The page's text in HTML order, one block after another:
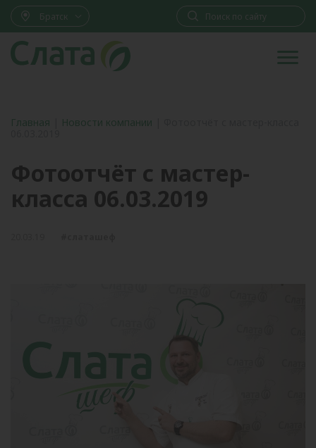
Братск
Главная Новости компании
Фотоотчёт с мастер-
класса 06.03.2019